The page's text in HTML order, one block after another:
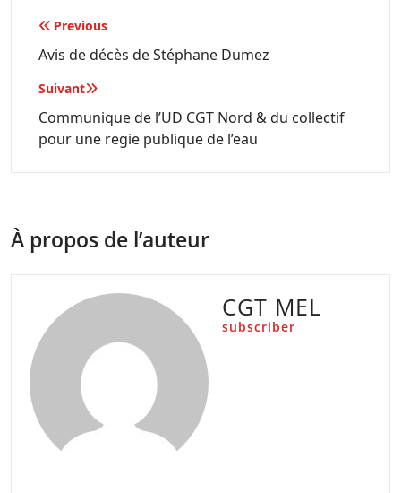
Navigation
de
l’article
Previous
Avis de décès de Stéphane Dumez
Suivant
Communique de l’UD CGT Nord & du collectif
pour une regie publique de l’eau
À propos de l’auteur
CGT MEL
subscriber